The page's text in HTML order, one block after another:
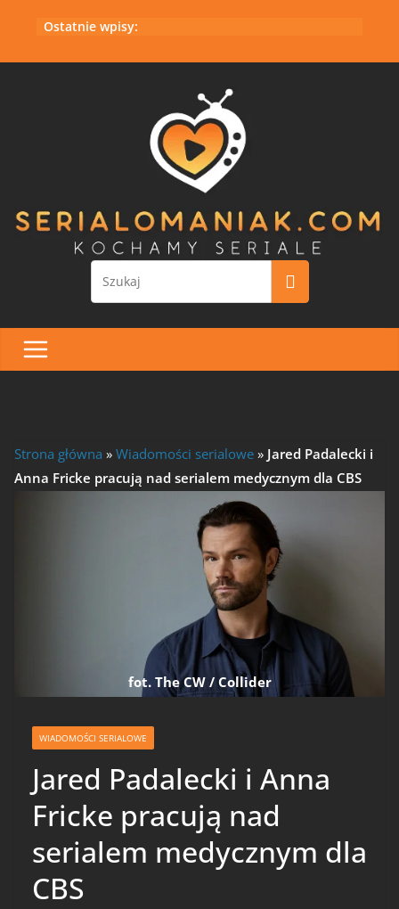
Ostatnie wpisy:
Strona główna » Wiadomości serialowe » Jared Padalecki i
Anna Fricke pracują nad serialem medycznym dla CBS
fot. The CW / Collider
WIADOMOŚCI SERIALOWE
Jared Padalecki i Anna
Fricke pracują nad
serialem medycznym dla
CBS